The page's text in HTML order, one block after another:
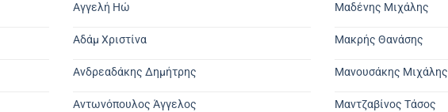
Αγγελή Ηώ
Αδάμ Χριστίνα
Ανδρεαδάκης Δημήτρης
Αντωνόπουλος Άγγελος
Μαδένης Μιχάλης
Μακρής Θανάσης
Μανουσάκης Μιχάλης
Μαντζαβίνος Τάσος